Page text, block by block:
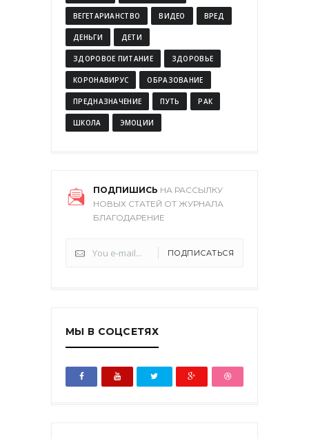
ВЕГЕТАРИАНСТВО ВИДЕО ВРЕД
ДЕНЬГИ ДЕТИ
ЗДОРОВОЕ ПИТАНИЕ ЗДОРОВЬЕ
КОРОНАВИРУС ОБРАЗОВАНИЕ
ПРЕДНАЗНАЧЕНИЕ ПУТЬ РАК
ШКОЛА ЭМОЦИИ
ПОДПИШИСЬ НА РАССЫЛКУ
НОВЫХ СТАТЕЙ ОТ ЖУРНАЛА
БЛАГОДАРЕНИЕ
ПОДПИСАТЬСЯ
МЫ В СОЦСЕТЯХ